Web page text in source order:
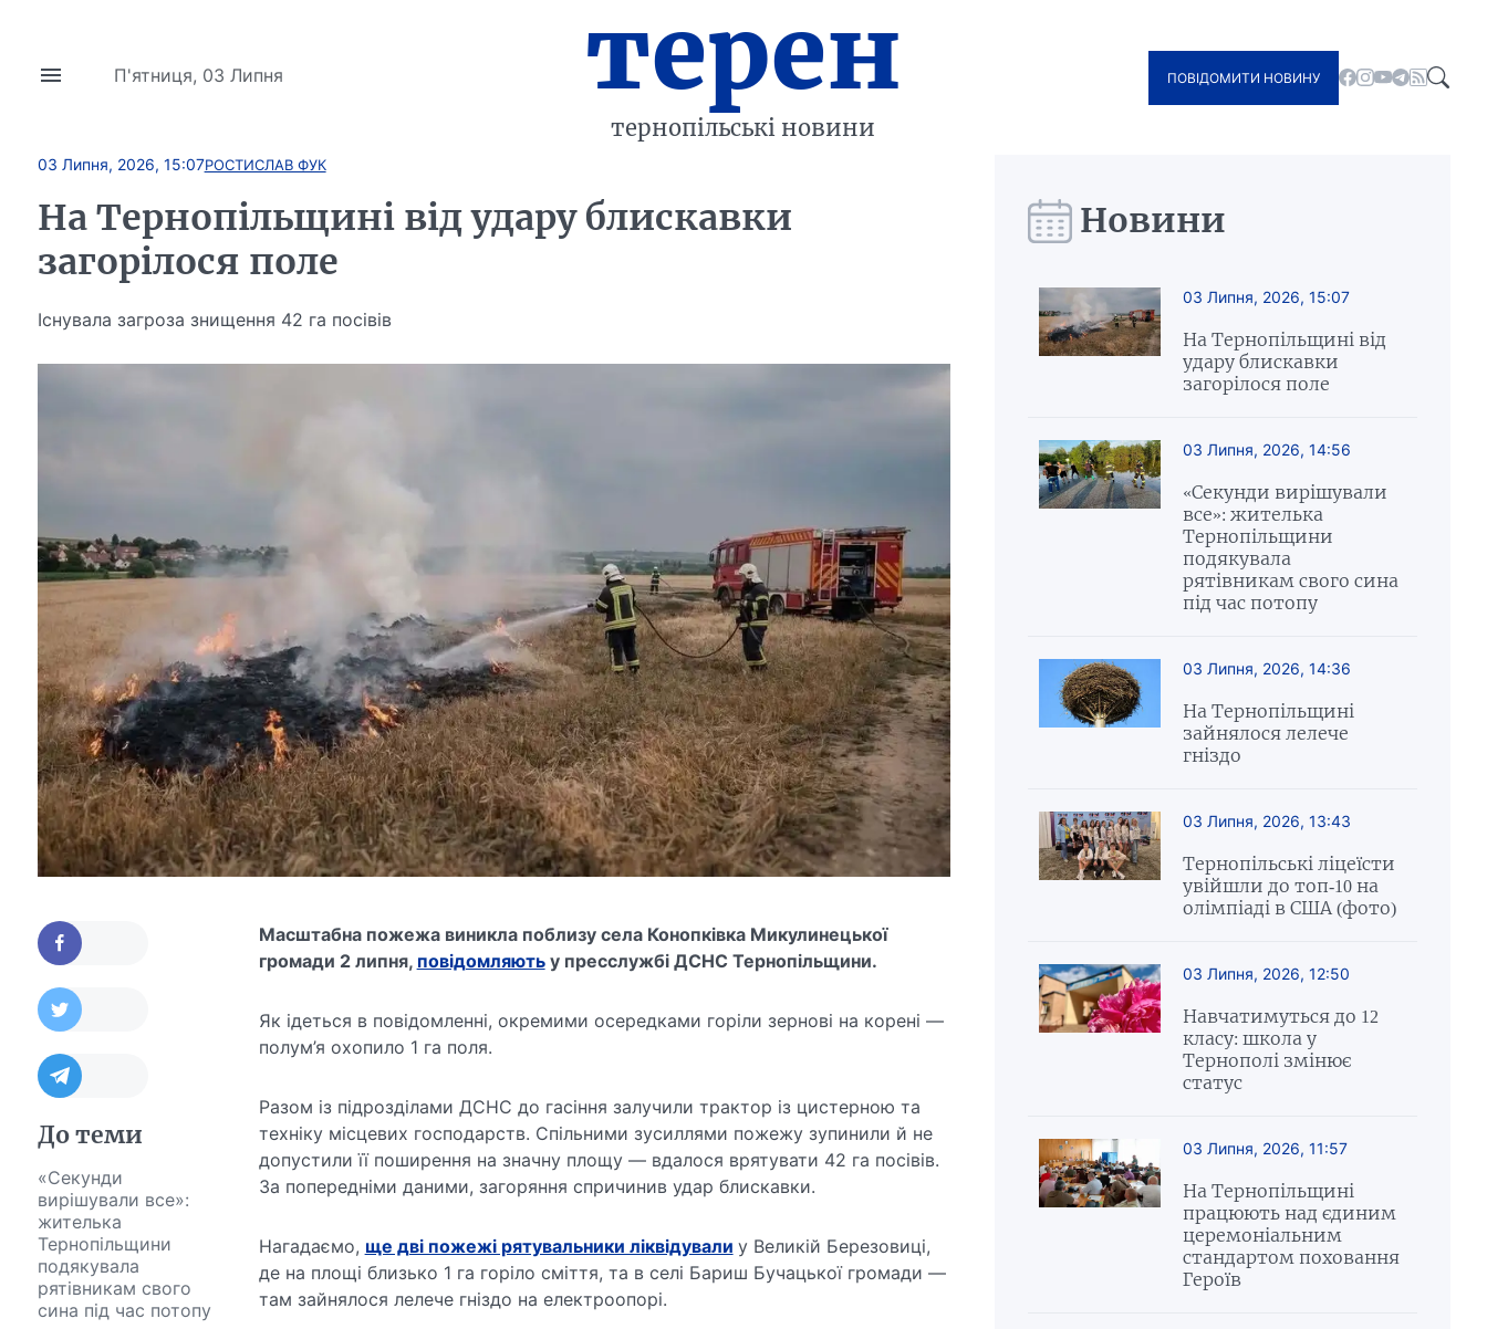
П'ятниця, 03 Липня терен
тернопільські новини
ПОВІДОМИТИ НОВИНУ
03 Липня, 2026, 15:07РОСТИСЛАВ ФУК
На Тернопільщині від удару блискавки
загорілося поле
Існувала загроза знищення 42 га посівів
До теми
«Секунди
вирішували все»:
жителька
Тернопільщини
подякувала
рятівникам свого
сина під час потопу
Масштабна пожежа виникла поблизу села Конопківка Микулинецької
громади 2 липня, повідомляютьу пресслужбі ДСНС Тернопільщини.
Як ідеться в повідомленні, окремими осередками горіли зернові на корені —
полум’я охопило 1 га поля.
Разом із підрозділами ДСНС до гасіння залучили трактор із цистерною та
техніку місцевих господарств. Спільними зусиллями пожежу зупинили й не
допустили її поширення на значну площу — вдалося врятувати 42 га посівів.
За попередніми даними, загоряння спричинив удар блискавки.
Нагадаємо, ще дві пожежі рятувальники ліквідували у Великій Березовиці,
де на площі близько 1 га горіло сміття, та в селі Бариш Бучацької громади —
там зайнялося лелече гніздо на електроопорі.
Новини
03 Липня, 2026, 15:07
На Тернопільщині від
удару блискавки
загорілося поле
03 Липня, 2026, 14:56
«Секунди вирішували
все»: жителька
Тернопільщини
подякувала
рятівникам свого сина
під час потопу
03 Липня, 2026, 14:36
На Тернопільщині
зайнялося лелече
гніздо
03 Липня, 2026, 13:43
Тернопільські ліцеїсти
увійшли до топ-10 на
олімпіаді в США (фото)
03 Липня, 2026, 12:50
Навчатимуться до 12
класу: школа у
Тернополі змінює
статус
03 Липня, 2026, 11:57
На Тернопільщині
працюють над єдиним
церемоніальним
стандартом поховання
Героїв